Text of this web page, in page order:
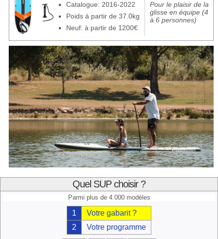
Catalogue: 2016-2022
Poids à partir de 37.0kg
Neuf: à partir de 1200€
Pour le plaisir de la
glisse en équipe (4
à 6 personnes)
Quel SUP choisir ?
Parmi plus de 4.000 modèles
1
Votre gabarit ?
2
Votre programme